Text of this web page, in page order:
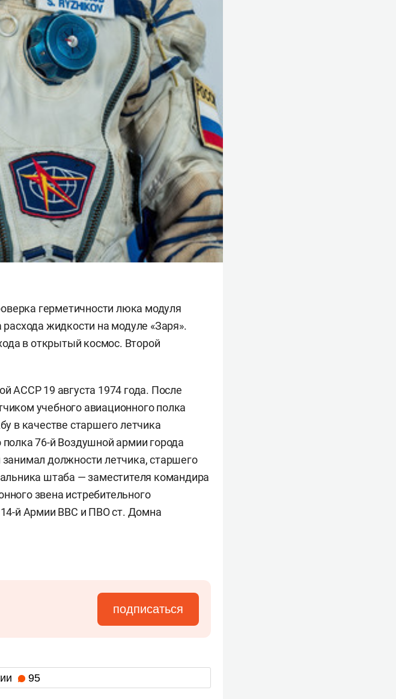
герметичности люка модуля
жидкости на модуле «Заря».
в открытый космос. Второй
АССР 19 августа 1974 года. После
учебного авиационного полка
в качестве старшего летчика
полка 76-й Воздушной армии города
должности летчика, старшего
штаба — заместителя командира
звена истребительного
й Армии ВВС и ПВО ст. Домна
подписаться
95